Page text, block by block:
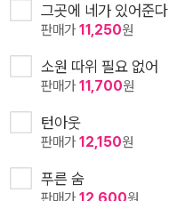
그곳에 네가 있어준
판매가11,250원
소원 따위 필요 없어
판매가11,700원
턴아웃
판매가12,150원
푸른 숨